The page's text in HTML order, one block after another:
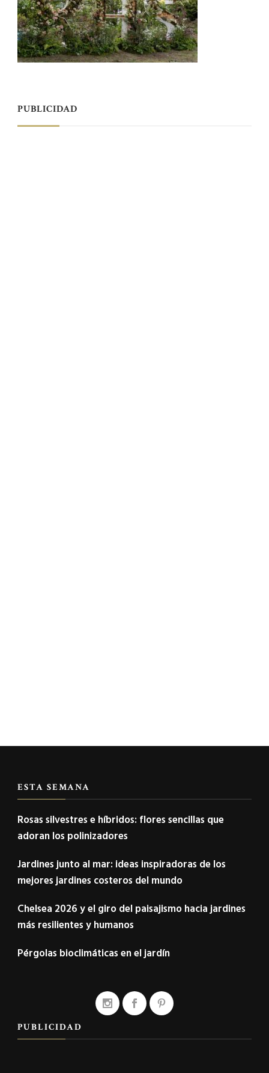
PUBLICIDAD
ESTA SEMANA
Rosas silvestres e híbridos: flores sencillas que
adoran los polinizadores
Jardines junto al mar: ideas inspiradoras de los
mejores jardines costeros del mundo
Chelsea 2026 y el giro del paisajismo hacia jardines
más resilientes y humanos
Pérgolas bioclimáticas en el jardín
PUBLICIDAD